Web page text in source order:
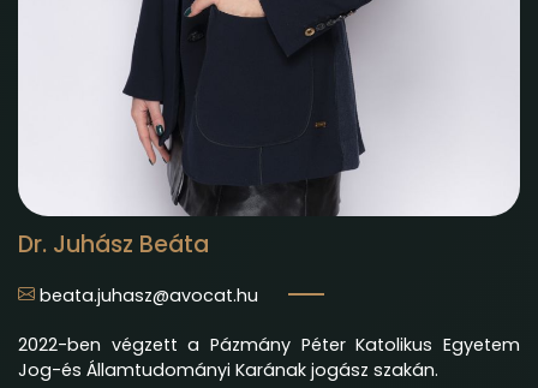
Dr. Juhász Beáta
beata.juhasz@avocat.hu
2022-ben végzett a Pázmány Péter Katolikus Egyetem
Jog-és Államtudományi Karának jogász szakán.